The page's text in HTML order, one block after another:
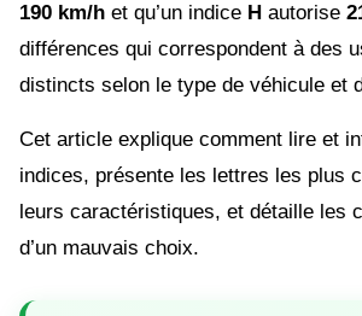
190 km/h et qu’un indice H autorise
différences qui correspondent à des
distincts selon le type de véhicule et
Cet article explique comment lire et
indices, présente les lettres les plus
leurs caractéristiques, et détaille les
d’un mauvais choix.